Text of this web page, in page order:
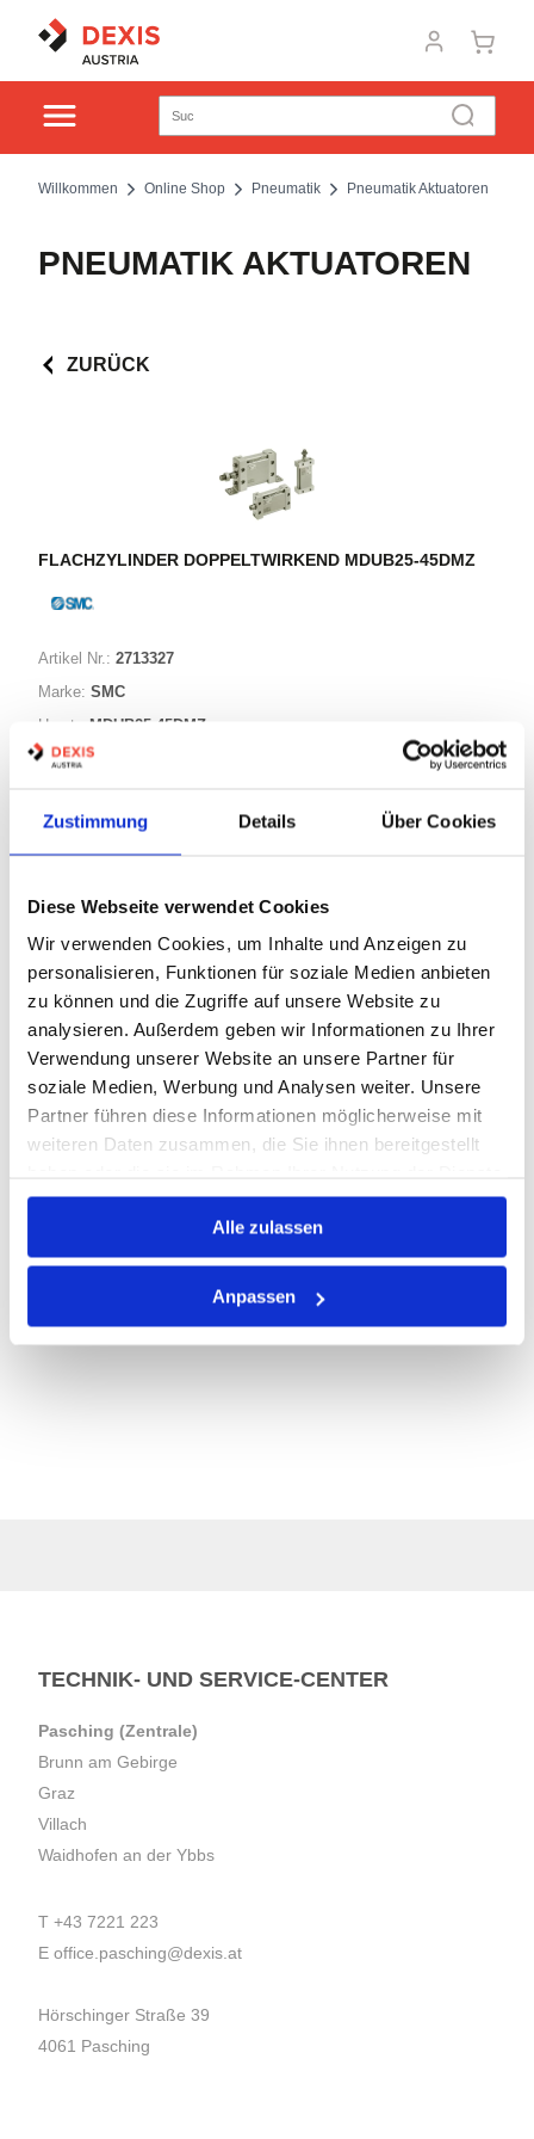
Zustimmung Details Über Cookies
Diese Webseite verwendet Cookies
Wir verwenden Cookies, um Inhalte und Anzeigen zu
personalisieren, Funktionen für soziale Medien anbieten
zu können und die Zugriffe auf unsere Website zu
analysieren. Außerdem geben wir Informationen zu Ihrer
Verwendung unserer Website an unsere Partner für
soziale Medien, Werbung und Analysen weiter. Unsere
Partner führen diese Informationen möglicherweise mit
weiteren Daten zusammen, die Sie ihnen bereitgestellt
gesammelt haben.
Alle zulassen
Anpassen
Willkommen Online Shop Pneumatik Pneumatik Aktuatoren
PNEUMATIK AKTUATOREN
ZURÜCK
FLACHZYLINDER DOPPELTWIRKEND MDUB25-45DMZ
Artikel Nr.: 2713327
Marke: SMC
Herst.:
MDUB25-45DMZ
Bezeichnung:
Nicht auf Lager
Print
PRODUKTBESCHREIBUNG
ALLE SPEZIFIKATIONEN
VARIANTEN
TECHNIK- UND SERVICE-CENTER
Pasching (Zentrale)
Brunn am Gebirge
Graz
Villach
Waidhofen an der Ybbs
T +43 7221 223
E office.pasching@dexis.at
Hörschinger Straße 39
4061 Pasching